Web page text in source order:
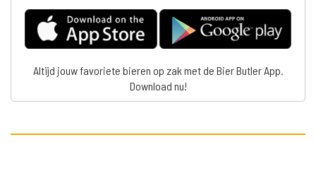
Altijd jouw favoriete bieren op zak met de Bier Butler App.
Download nu!